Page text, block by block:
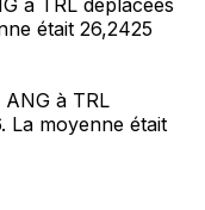
était 26,2425
à TRL
La moyenne était